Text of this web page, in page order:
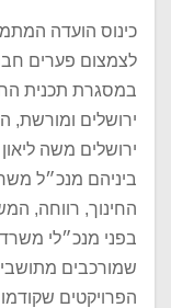
לצמצום פערים
במסגרת תכנית
ירושלים ומורשת,
ירושלים משה
ביניהם מנכ״ל
החינוך, רווחה,
בפני מנכ״לי
שמורכבים
הפרויקטים